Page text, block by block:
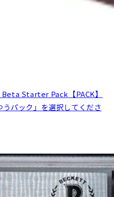
Starter Pack【PACK】
パック」を選択してくださ